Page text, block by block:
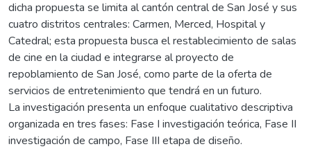
dicha propuesta se limita al cantón central de San José y sus
cuatro distritos centrales: Carmen, Merced, Hospital y
Catedral; esta propuesta busca el restablecimiento de salas
de cine en la ciudad e integrarse al proyecto de
repoblamiento de San José, como parte de la oferta de
servicios de entretenimiento que tendrá en un futuro.
La investigación presenta un enfoque cualitativo descriptiva
organizada en tres fases: Fase I investigación teórica, Fase II
investigación de campo, Fase III etapa de diseño.